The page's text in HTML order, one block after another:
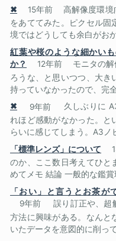
✖ 15年前
高解像度環境
をあててみた。ピクセル固
境ではどうしても余白がお
紅葉や桜のような細かい
か？
12年前
モニタの
ろうな、と思いつつ、大き
持っていなかったので、完
✖
9年前
久しぶりに
れほど感動がなかった。と
らいに感じてしまう。A3ノ
「標準レンズ」について
のか、ここ数日考えてひと
めてメモ 結論 一般的な鑑
「おい」と言うとお茶
9年前
誤り訂正や、超
方法に興味がある。なんと
いたデータを意図的に削っ